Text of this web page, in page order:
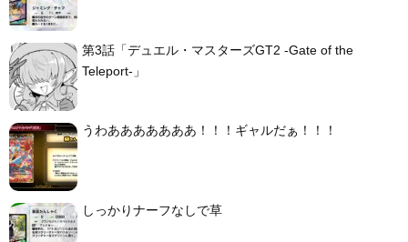
第3話「デュエル・マスターズGT2 -Gate of the
Teleport-」
うわあああああああ！！！ギャルだぁ！！！
しっかりナーフなしで草